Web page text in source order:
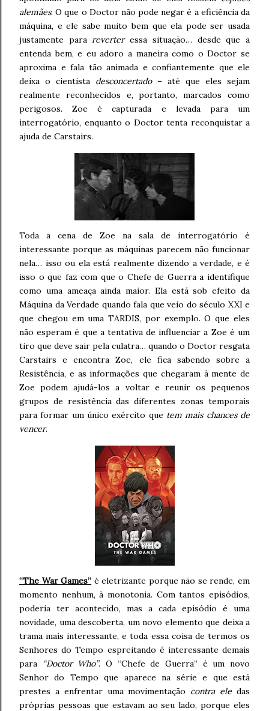
alemães. O que o Doctor não pode negar é a eficiência da
máquina, e ele sabe muito bem que ela pode ser usada
justamente parareverteressa situação… desde que a
entenda bem, e eu adoro a maneira como o Doctor se
aproxima e fala tão animada e confiantemente que ele
deixa o cientista desconcertado– até que eles sejam
realmente reconhecidos e, portanto, marcados como
perigosos. Zoe é capturada e levada para um
interrogatório, enquanto o Doctor tenta reconquistar a
ajuda de Carstairs.
Toda a cena de Zoe na sala de interrogatório é
interessante porque as máquinas parecem não funcionar
nela… isso ou ela está realmente dizendo a verdade, e é
isso o que faz com que o Chefe de Guerra a identifique
como uma ameaça ainda maior. Ela está sob efeito da
Máquina da Verdade quando fala que veio do século XXI e
que chegou em uma TARDIS, por exemplo. O que eles
não esperam é que a tentativa de influenciar a Zoe é um
tiro que deve sair pela culatra… quando o Doctor resgata
Carstairs e encontra Zoe, ele fica sabendo sobre a
Resistência, e as informações que chegaram à mente de
Zoe podem ajudá-los a voltar e reunir os pequenos
grupos de resistência das diferentes zonas temporais
para formar um único exército que tem mais chances de
vencer.
“The War Games” é eletrizante porque não se rende, em
momento nenhum, à monotonia. Com tantos episódios,
poderia ter acontecido, mas a cada episódio é uma
novidade, uma descoberta, um novo elemento que deixa a
trama mais interessante, e toda essa coisa de termos os
Senhores do Tempo espreitando é interessante demais
para
“Doctor Who”. O “Chefe de Guerra” é um novo
Senhor do Tempo que aparece na série e que está
prestes a enfrentar uma movimentação contra ele das
próprias pessoas que estavam ao seu lado, porque eles